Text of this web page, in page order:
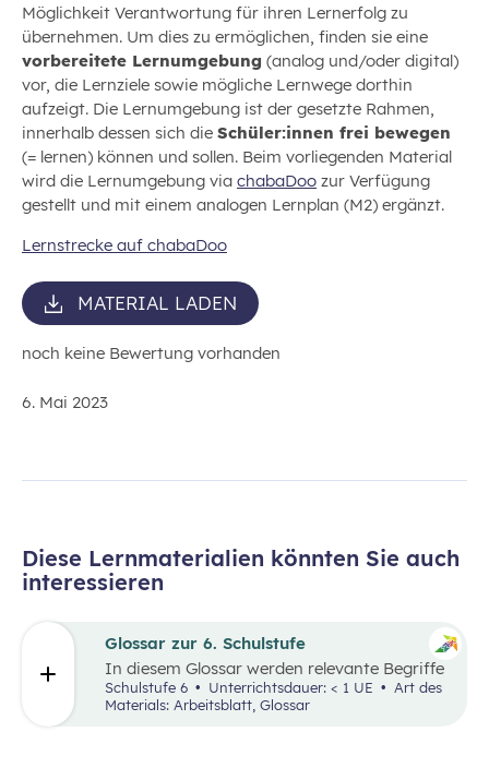
Möglichkeit Verantwortung für ihren Lernerfolg zu
übernehmen. Um dies zu ermöglichen, finden sie eine
vorbereitete Lernumgebung (analog und/oder digital)
vor, die Lernziele sowie mögliche Lernwege dorthin
aufzeigt. Die Lernumgebung ist der gesetzte Rahmen,
innerhalb dessen sich die Schüler:innen frei bewegen
(= lernen) können und sollen. Beim vorliegenden Material
wird die Lernumgebung via chabaDoo zur Verfügung
gestellt und mit einem analogen Lernplan (M2) ergänzt.
Lernstrecke auf chabaDoo
MATERIAL LADEN
noch keine Bewertung vorhanden
6. Mai 2023
Diese Lernmaterialien könnten Sie auch
interessieren
Glossar zur 6. Schulstufe
In diesem Glossar werden relevante Begriffe
zu den Lehrplanpunkten “Energie und
Ressourcen” sowie “Produktion und Konsum”
Schulstufe 6 Unterrichtsdauer: < 1 UE
Materials: Arbeitsblatt, Glossar